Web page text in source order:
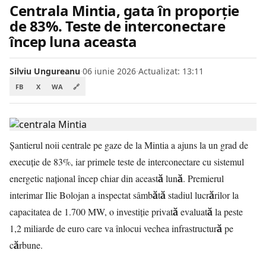
Centrala Mintia, gata în proporție
de 83%. Teste de interconectare
încep luna aceasta
Silviu Ungureanu·06 iunie 2026·Actualizat: 13:11
FB X WA 🔗
Șantierul noii centrale pe gaze de la Mintia a ajuns la un grad de
execuție de 83%, iar primele teste de interconectare cu sistemul
energetic național încep chiar din această lună. Premierul
interimar Ilie Bolojan a inspectat sâmbătă stadiul lucrărilor la
capacitatea de 1.700 MW, o investiție privată evaluată la peste
1,2 miliarde de euro care va înlocui vechea infrastructură pe
cărbune.